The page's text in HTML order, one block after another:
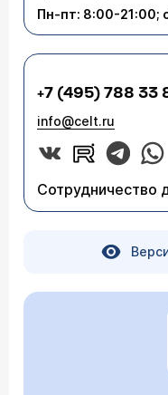
Пн-пт: 8:00-21:00;
+7 (495) 788 33
info@celt.ru
Сотрудничество